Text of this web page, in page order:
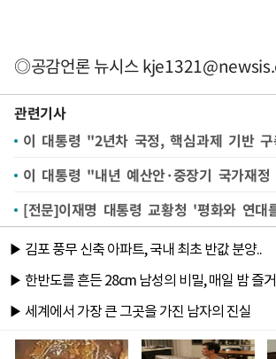
◎공감언론 뉴시스
관련기사